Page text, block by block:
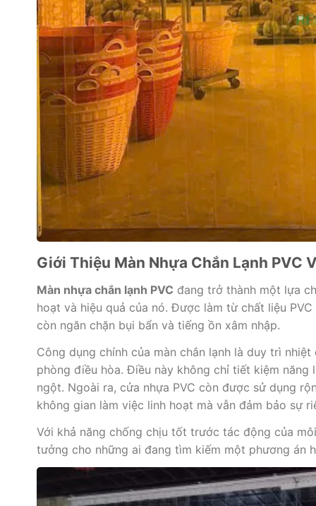
Giới Thiệu Màn Nhựa Chắn Lạnh PVC
Màn nhựa chắn lạnh PVC đang trở thành một lựa
hoạt và hiệu quả của nó. Được làm từ chất liệu
còn ngăn chặn bụi bẩn và tiếng ồn xâm nhập.
Công dụng chính của màn chắn lạnh là duy trì
phòng điều hòa. Điều này không chỉ tiết kiệm
ngột. Ngoài ra, cửa nhựa PVC còn được sử dụng
không gian làm việc linh hoạt mà vẫn đảm bảo sự
Với khả năng chống chịu tốt trước tác động của
tưởng cho những ai đang tìm kiếm một phương án